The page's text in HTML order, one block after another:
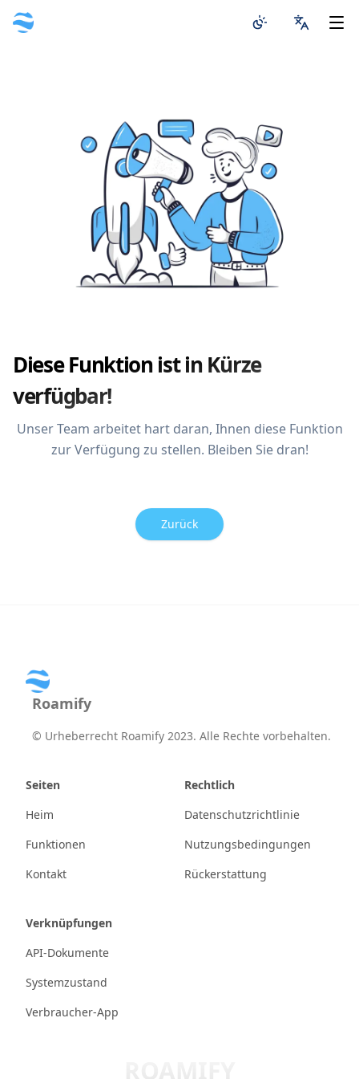
Diese Funktion ist in Kürze
verfügbar!
Unser Team arbeitet hart daran, Ihnen diese Funktion
zur Verfügung zu stellen. Bleiben Sie dran!
Zurück
Roamify
© Urheberrecht Roamify 2023. Alle Rechte vorbehalten.
Seiten
Heim
Funktionen
Kontakt
Rechtlich
Datenschutzrichtlinie
Nutzungsbedingungen
Rückerstattung
Verknüpfungen
API-Dokumente
Systemzustand
Verbraucher-App